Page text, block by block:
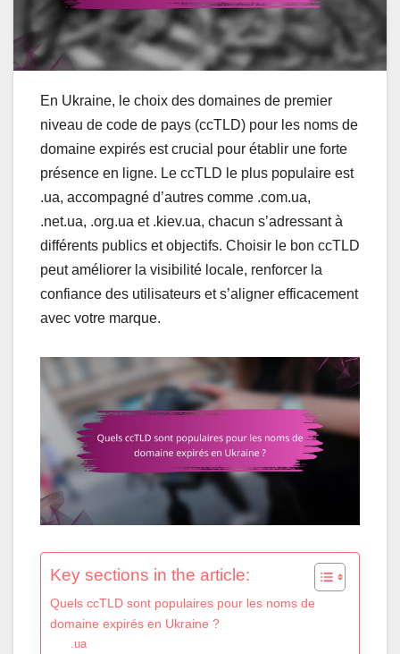
En Ukraine, le choix des domaines de premier
niveau de code de pays (ccTLD) pour les noms de
domaine expirés est crucial pour établir une forte
présence en ligne. Le ccTLD le plus populaire est
.ua, accompagné d’autres comme .com.ua,
.net.ua, .org.ua et .kiev.ua, chacun s’adressant à
différents publics et objectifs. Choisir le bon ccTLD
peut améliorer la visibilité locale, renforcer la
confiance des utilisateurs et s’aligner efficacement
avec votre marque.
Key sections in the article:
Quels ccTLD sont populaires pour les noms de
domaine expirés en Ukraine ?
.ua